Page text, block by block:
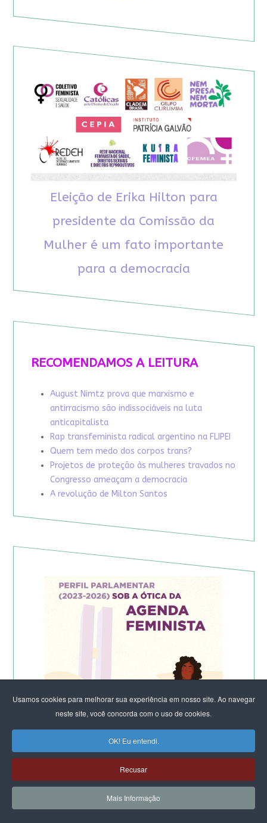
Usamos cookies para melhorar sua experiência em nosso site. Ao navegar
neste site, você concorda com o uso de cookies.
OK! Eu entendi.
Recusar
Mais Informação
Eleição de Erika Hilton para
presidente da Comissão da
Mulher é um fato importante
para a democracia
RECOMENDAMOS A LEITURA
August Nimtz prova que marxismo e
antirracismo são indissociáveis na luta
anticapitalista
Rap transfeminista radical argentino na FLIPEI
Quem tem medo dos corpos trans?
Projetos de proteção às mulheres travados no
Congresso ameaçam a democracia
A revolução de Milton Santos